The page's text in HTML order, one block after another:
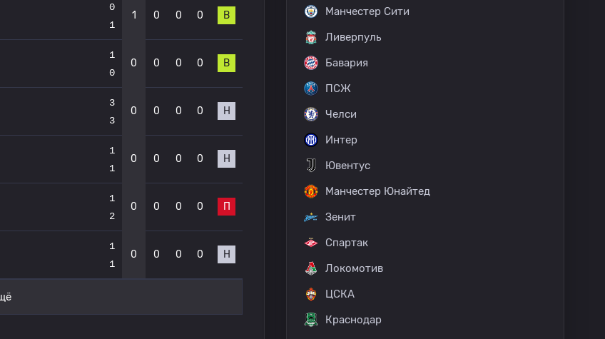
0
1
1 0 0 0 В
1
0
0 0 0 0 В
3
3
0 0 0 0 Н
1
1
0 0 0 0 Н
1
2
0 0 0 0 П
1
1
0 0 0 0 Н
Манчестер Сити
Ливерпуль
Бавария
ПСЖ
Челси
Интер
Ювентус
Манчестер Юнайтед
Зенит
Спартак
Локомотив
ЦСКА
Краснодар